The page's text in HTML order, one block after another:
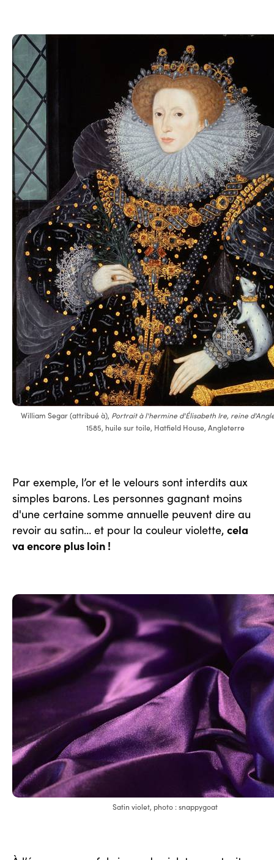
William Segar (attribué à), Portrait à l'hermine d'Élisabeth Ire, reine
1585, huile sur toile, Hatfield House, Angleterre
Par exemple, l’or et le velours sont interdits aux
simples barons. Les personnes gagnant moins
d'une certaine somme annuelle peuvent dire au
revoir au satin… et pour la couleur violette, cela
va encore plus loin !
Satin violet, photo : snappygoat